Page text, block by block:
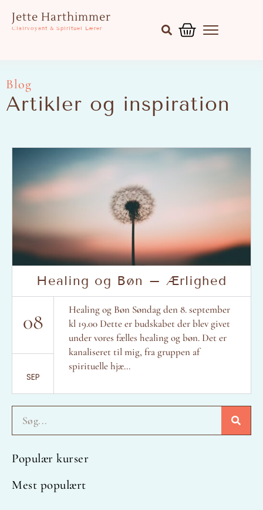
indholdet
Jette Harthimmer
Clairvoyant & Spirituel Lærer
Blog
Artikler og inspiration
Populær kurser
Mest populært
Healing og Bøn – Ærlighed
08
SEP
Healing og Bøn Søndag den 8. september
kl 19.00 Dette er budskabet der blev givet
under vores fælles healing og bøn. Det er
kanaliseret til mig, fra gruppen af
spirituelle hjæ...